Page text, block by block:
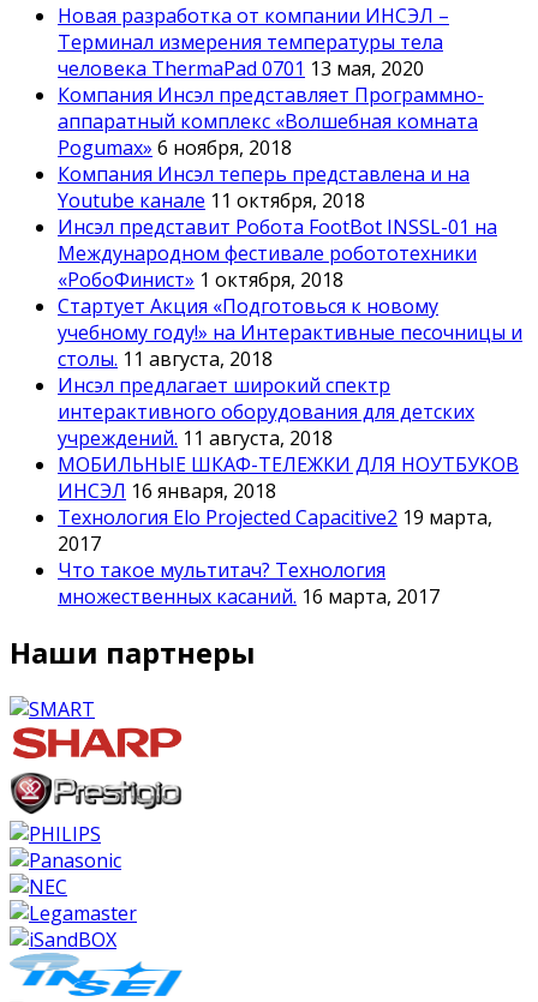
Новая разработка от компании ИНСЭЛ –
Терминал измерения температуры тела
человека ThermaPad 0701 13 мая, 2020
Компания Инсэл представляет Программно-
аппаратный комплекс «Волшебная комната
Pogumax» 6 ноября, 2018
Компания Инсэл теперь представлена и на
Youtube канале 11 октября, 2018
Инсэл представит Робота FootBot INSSL-01 на
Международном фестивале робототехники
«РобоФинист» 1 октября, 2018
Стартует Акция «Подготовься к новому
учебному году!» на Интерактивные песочницы и
столы. 11 августа, 2018
Инсэл предлагает широкий спектр
интерактивного оборудования для детских
учреждений. 11 августа, 2018
МОБИЛЬНЫЕ ШКАФ-ТЕЛЕЖКИ ДЛЯ НОУТБУКОВ
ИНСЭЛ 16 января, 2018
Технология Elo Projected Capacitive2 19 марта,
2017
Что такое мультитач? Технология
множественных касаний. 16 марта, 2017
Наши партнеры